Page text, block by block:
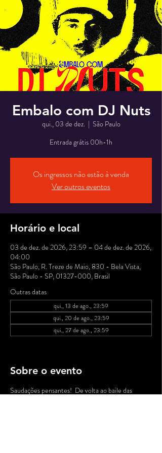
Embalo com DJ Nuts
qui., 03 de dez.
  |
São Paulo
Entrada grátis 00h-1h
Os ingressos não estão à venda
Ver outros eventos
Horário e local
03 de dez. de 2026, 23:59 – 04 de dez. de 2026,
04:00
São Paulo, R. Treze de Maio, 830 - Bela Vista,
São Paulo - SP, 01327-000, Brasil
Outras datas
qui., 13 de ago., 23:59
qui., 20 de ago., 23:59
qui., 27 de ago., 23:59
Sobre o evento
Saudações pensantes!  De volta ao baile das